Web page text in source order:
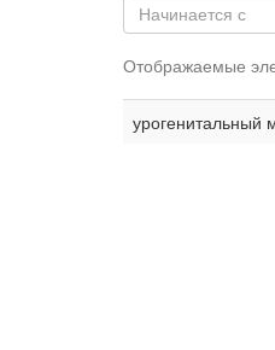
Отображаемые
урогенитальный